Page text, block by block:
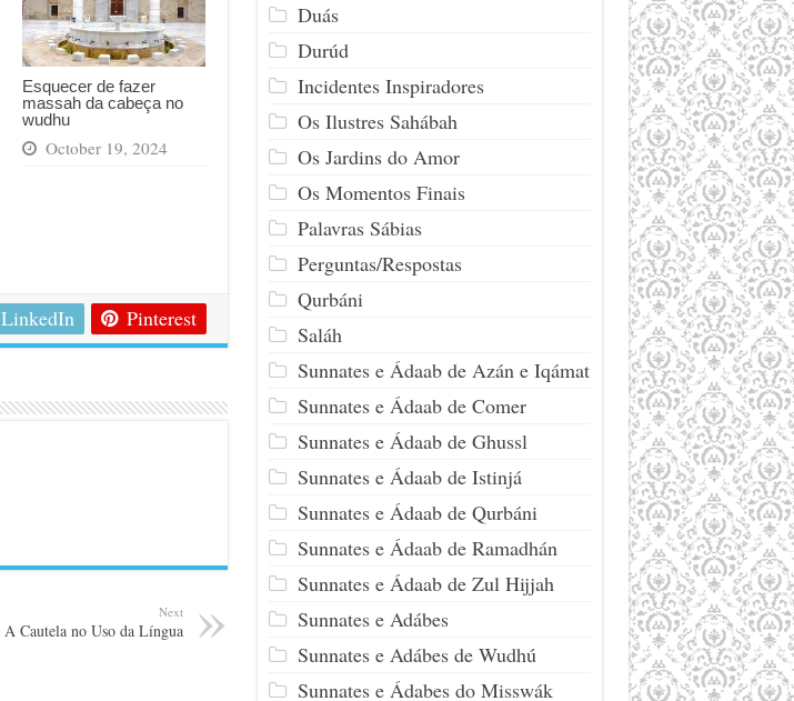
Esquecer de fazer
massah da cabeça no
wudhu
October 19, 2024
LinkedIn Pinterest
Next
A Cautela no Uso da Língua
Duás
Durúd
Incidentes Inspiradores
Os Ilustres Sahábah
Os Jardins do Amor
Os Momentos Finais
Palavras Sábias
Perguntas/Respostas
Qurbáni
Saláh
Sunnates e Ádaab de Azán e Iqámat
Sunnates e Ádaab de Comer
Sunnates e Ádaab de Ghussl
Sunnates e Ádaab de Istinjá
Sunnates e Ádaab de Qurbáni
Sunnates e Ádaab de Ramadhán
Sunnates e Ádaab de Zul Hijjah
Sunnates e Adábes
Sunnates e Adábes de Wudhú
Sunnates e Ádabes do Misswák